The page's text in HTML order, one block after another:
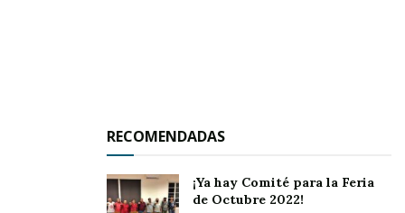
RECOMENDADAS
¡Ya hay Comité para la Feria
de Octubre 2022!